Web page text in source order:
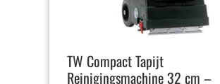
TW Compact Tapijt
Reinigingsmachine 32 cm –